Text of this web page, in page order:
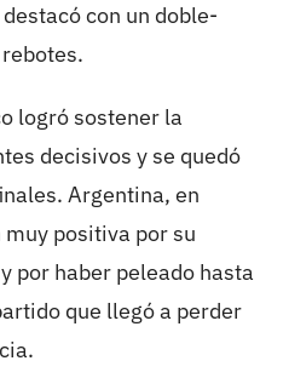
con un doble-
logró sostener la
decisivos y se quedó
Argentina, en
positiva por su
por haber peleado hasta
que llegó a perder